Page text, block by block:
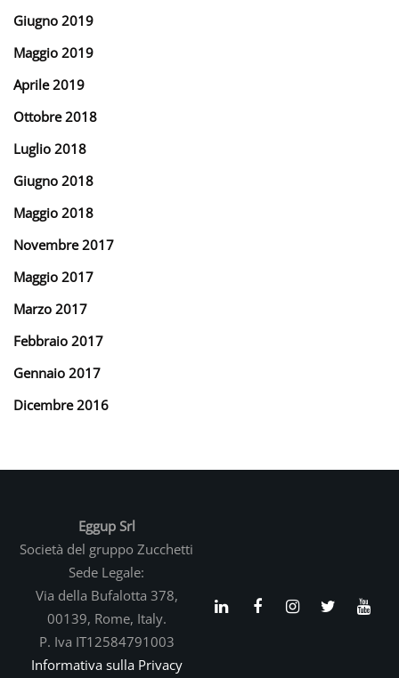
Giugno 2019
Maggio 2019
Aprile 2019
Ottobre 2018
Luglio 2018
Giugno 2018
Maggio 2018
Novembre 2017
Maggio 2017
Marzo 2017
Febbraio 2017
Gennaio 2017
Dicembre 2016
Eggup Srl
Società del gruppo Zucchetti
Sede Legale:
Via della Bufalotta 378,
00139, Rome, Italy.
P. Iva IT12584791003
Informativa sulla Privacy